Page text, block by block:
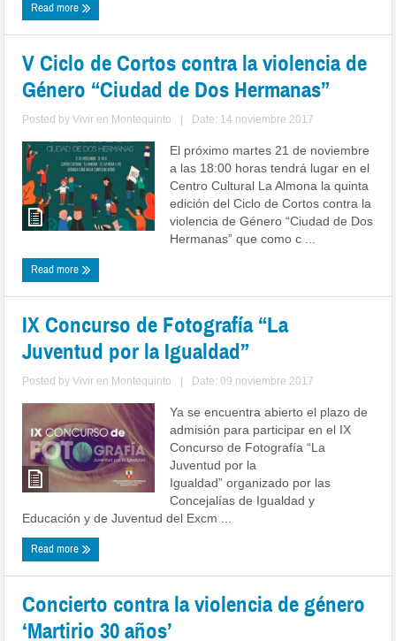
Read more
V Ciclo de Cortos contra la violencia de
Género “Ciudad de Dos Hermanas”
Posted byVivir en Montequinto Date: 14 noviembre 2017
El próximo martes 21 de noviembre
a las 18:00 horas tendrá lugar en el
Centro Cultural La Almona la quinta
edición del Ciclo de Cortos contra la
violencia de Género “Ciudad de Dos
Hermanas” que como c ...
Read more
IX Concurso de Fotografía “La
Juventud por la Igualdad”
Posted byVivir en Montequinto Date: 09 noviembre 2017
Ya se encuentra abierto el plazo de
admisión para participar en el IX
Concurso de Fotografía “La
Juventud por la
Igualdad” organizado por las
Concejalías de Igualdad y
Educación y de Juventud del Excm ...
Read more
Concierto contra la violencia de género
‘Martirio 30 años’